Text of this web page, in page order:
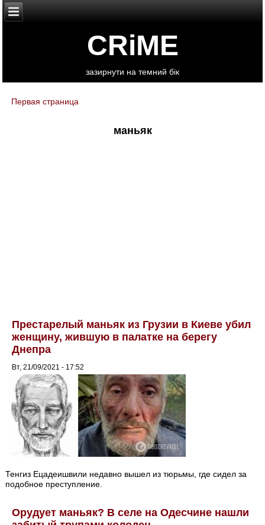
CRiME
зазирнути на темний бік
You are here
Первая страница
маньяк
Престарелый маньяк из Грузии в Киеве убил
женщину, жившую в палатке на берегу
Днепра
Вт, 21/09/2021 - 17:52
Тенгиз Ецадеишвили недавно вышел из тюрьмы, где сидел за
подобное преступление.
Орудует маньяк? В селе на Одесчине нашли